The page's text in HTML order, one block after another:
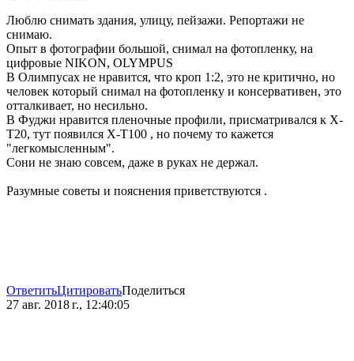
Люблю снимать здания, улицу, пейзажи. Репортажи не
снимаю.
Опыт в фотографии большой, снимал на фотопленку, на
цифровые NIKON, OLYMPUS
В Олимпусах не нравится, что кроп 1:2, это не критично, но
человек который снимал на фотопленку и консервативен, это
отталкивает, но несильно.
В Фуджи нравится пленочные профили, присматривался к X-
T20, тут появился X-T100 , но почему то кажется
"легкомысленным".
Сони не знаю совсем, даже в руках не держал.
Разумные советы и пояснения приветствуются .
ОтветитьЦитироватьПоделиться
27 авг. 2018 г., 12:40:05